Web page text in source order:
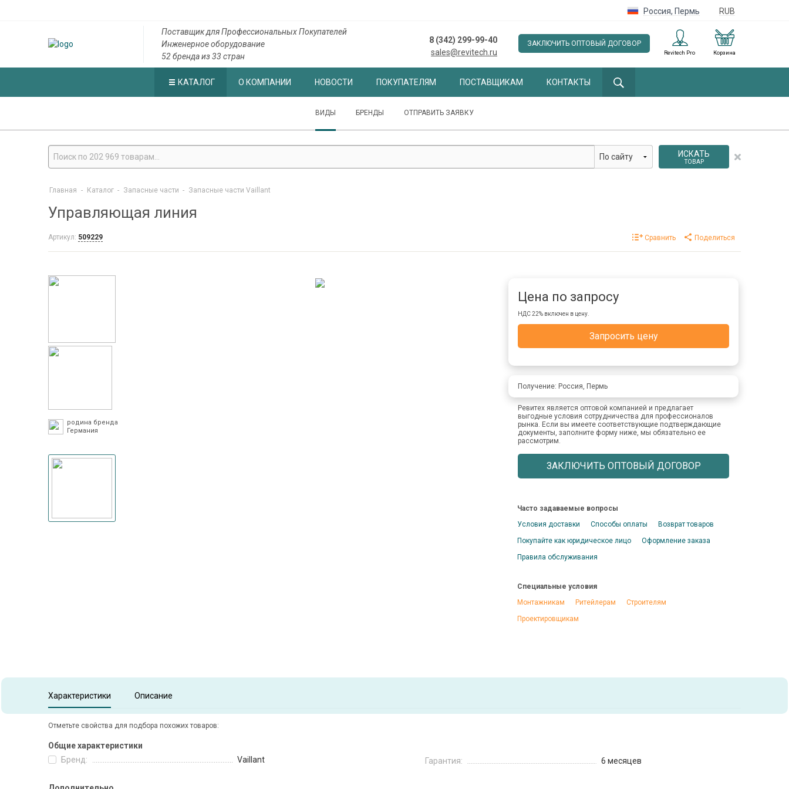
Россия, Пермь RUB
Корзина
Revitech Pro
ЗАКЛЮЧИТЬ ОПТОВЫЙ ДОГОВОР
8 (342) 299-99-40
sales@revitech.ru
Поставщик для Профессиональных Покупателей
Инженерное оборудование
52 бренда из 33 стран
КАТАЛОГ О КОМПАНИИ НОВОСТИ ПОКУПАТЕЛЯМ ПОСТАВЩИКАМ КОНТАКТЫ
ВИДЫ БРЕНДЫ ОТПРАВИТЬ ЗАЯВКУ
ИСКАТЬ
ТОВАР
Главная - Каталог - Запасные части - Запасные части Vaillant
Управляющая линия
Артикул: 509229 Сравнить Поделиться
родина бренда
Германия
Цена по запросу
НДС 22% включен в цену.
Запросить цену
Получение: Россия, Пермь
Ревитех является оптовой компанией и предлагает
выгодные условия сотрудничества для профессионалов
рынка. Если вы имеете соответствующие подтверждающие
документы, заполните форму ниже, мы обязательно ее
рассмотрим.
ЗАКЛЮЧИТЬ ОПТОВЫЙ ДОГОВОР
Часто задаваемые вопросы
Условия доставки
Способы оплаты
Возврат товаров
Покупайте как юридическое лицо
Оформление заказа
Правила обслуживания
Специальные условия
Монтажникам
Ритейлерам
Строителям
Проектировщикам
Характеристики Описание
Отметьте свойства для подбора похожих товаров:
Общие характеристики
Бренд:
Vaillant Гарантия: 6 месяцев